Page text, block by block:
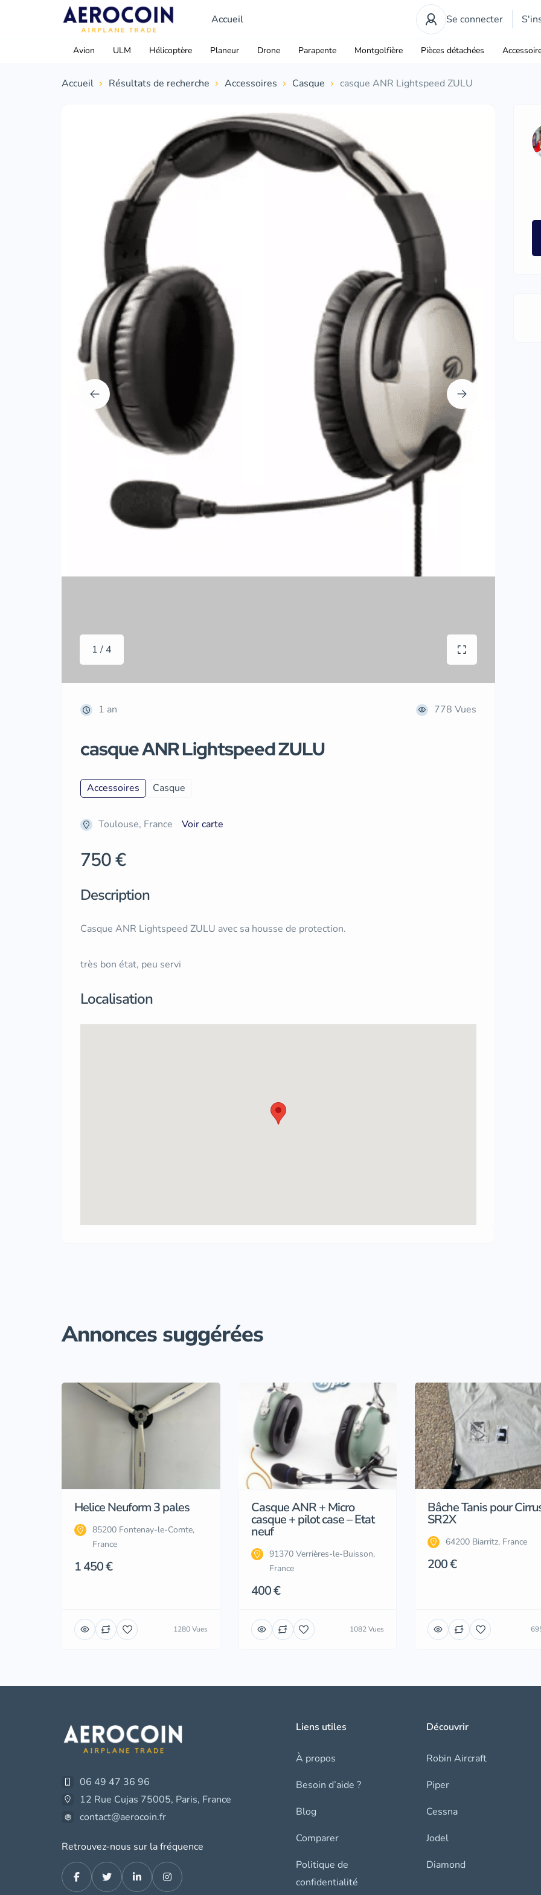
Accueil Se connecter
Avion ULM Hélicoptère Planeur Drone Parapente Montgolfière Pièces détachées
Accueil Résultats de recherche Accessoires Casque casque ANR Lightspeed ZULU
1 / 4
1 an 778 Vues
casque ANR Lightspeed ZULU
Accessoires Casque
Toulouse, France Voir carte
750 €
Description
Casque ANR Lightspeed ZULU avec sa housse de protection.
très bon état, peu servi
Localisation
Annonces suggérées
Helice Neuform 3 pales
85200 Fontenay-le-Comte,
France
1 450 €
1280 Vues
Casque ANR + Micro
casque + pilot case – Etat
neuf
91370 Verrières-le-Buisson,
France
400 €
1082 Vues
Bâche Tanis pour
SR2X
64200 Biarritz, France
200 €
06 49 47 36 96
12 Rue Cujas 75005, Paris, France
contact@aerocoin.fr
Retrouvez-nous sur la fréquence
Liens utiles
À propos
Besoin d’aide ?
Blog
Comparer
Politique de
confidentialité
Découvrir
Robin Aircraft
Piper
Cessna
Jodel
Diamond